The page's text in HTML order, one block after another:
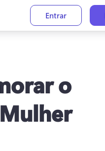
Entrar
o